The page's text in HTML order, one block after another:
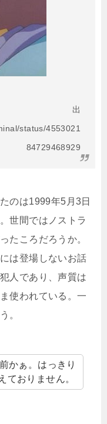
出
status/4553021
84729468929
のは1999年5月3日
世間ではノストラ
たころだろうか。
は登場しないお話
人であり、声質は
使われている。一
。
かぁ。はっきり
ておりません。